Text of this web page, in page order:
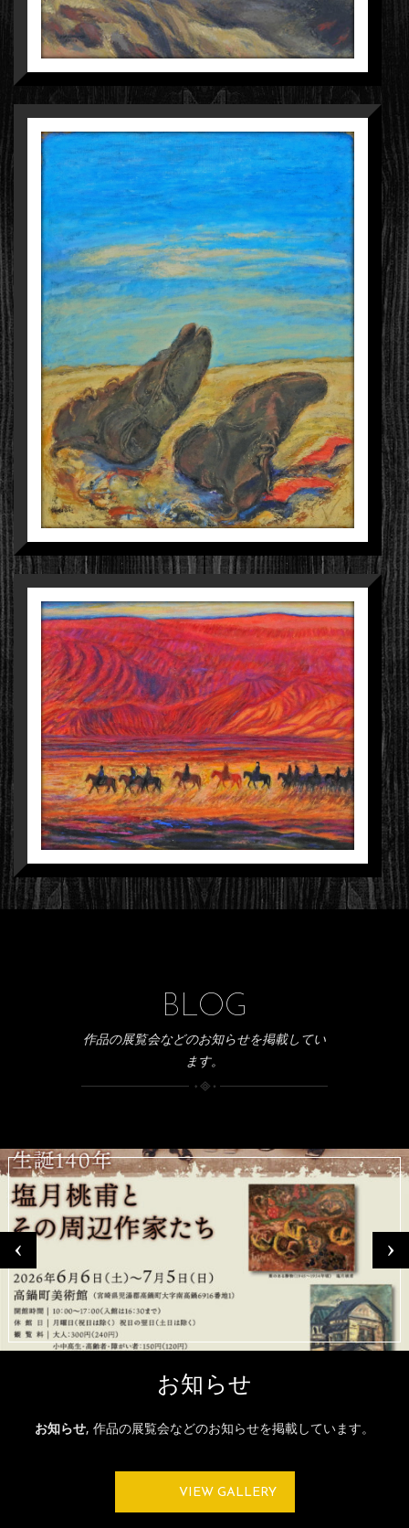
BLOG
作品の展覧会などのお知らせを掲載してい
ます。
お知らせ
お知らせ, 作品の展覧会などのお知らせを掲載しています。
VIEW GALLERY